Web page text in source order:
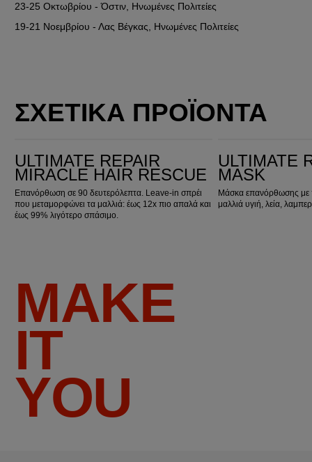
23-25 Οκτωβρίου - Όστιν, Ηνωμένες Πολιτείες
19-21 Νοεμβρίου - Λας Βέγκας, Ηνωμένες Πολιτείες
ΣΧΕΤΙΚΑ ΠΡΟΪΟΝΤΑ
ULTIMATE REPAIR
MIRACLE HAIR RESCUE
Επανόρθωση σε 90 δευτερόλεπτα. Leave‑in σπρέι
που μεταμορφώνει τα μαλλιά: έως 12x πιο απαλά και
έως 99% λιγότερο σπάσιμο.
ULTIMATE
MASK
Μάσκα επανόρθωσης με
μαλλιά υγιή, λεία,
MAKE
IT
YOU